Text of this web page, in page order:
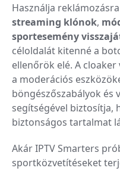
Használja reklámozásra
streaming klónok,
sportesemény
céloldalát kitenné a
ellenőrök elé. A
a moderációs
böngészőszabályok és
segítségével biztosítja,
biztonságos tartalmat
Akár IPTV Smarters
sportközvetítéseket